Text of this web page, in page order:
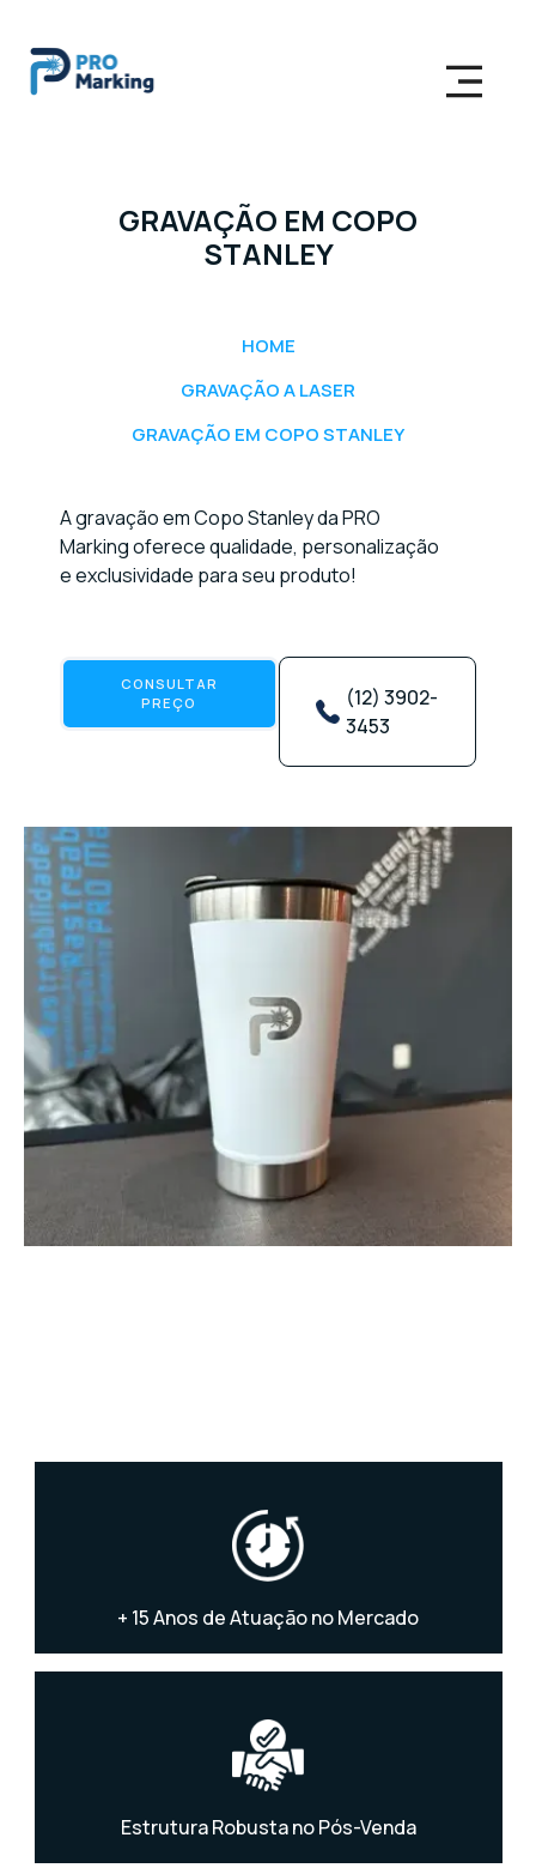
GRAVAÇÃO EM COPO
STANLEY
HOME
GRAVAÇÃO A LASER
GRAVAÇÃO EM COPO STANLEY
A gravação em Copo Stanley da PRO
Marking oferece qualidade, personalização
e exclusividade para seu produto!
CONSULTAR
PREÇO
(12) 3902-
3453
+ 15 Anos de Atuação no Mercado
Estrutura Robusta no Pós-Venda